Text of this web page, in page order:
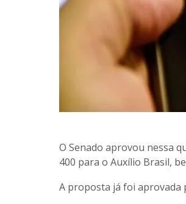
O Senado aprovou nessa
400 para o Auxílio Brasil,
A proposta já foi aprovada